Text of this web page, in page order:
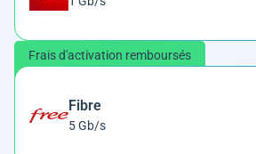
Frais d'activation remboursés
Fibre
5 Gb/s